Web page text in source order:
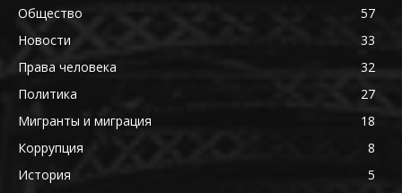
Общество
57
Новости
33
Права человека
32
Политика
27
Мигранты и миграция
18
Коррупция
8
История
5